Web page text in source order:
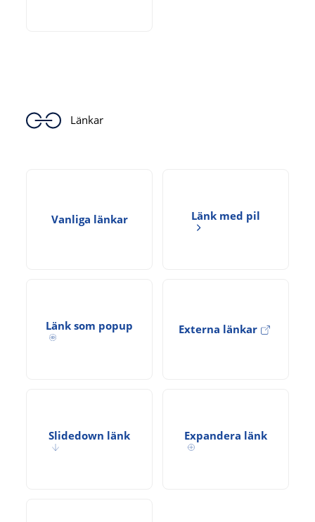
Länkar
Vanliga länkar Länk med pil
Länk som popup Externa länkar
Slidedown länk Expandera länk